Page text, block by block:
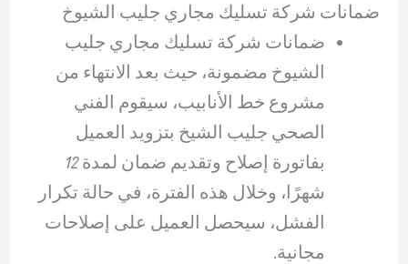
ضمانات شركة تسليك مجاري جليب الشيوخ
ضمانات شركة تسليك مجاري جليب
الشيوخ مضمونة، حيث بعد الانتهاء من
مشروع خط الأنابيب، سيقوم الفني
الصحي جليب الشيخ بتزويد العميل
بفاتورة إصلاح وتقديم ضمان لمدة 12
شهرًا، وخلال هذه الفترة، في حالة تكرار
الفشل، سيحصل العميل على إصلاحات
مجانية.